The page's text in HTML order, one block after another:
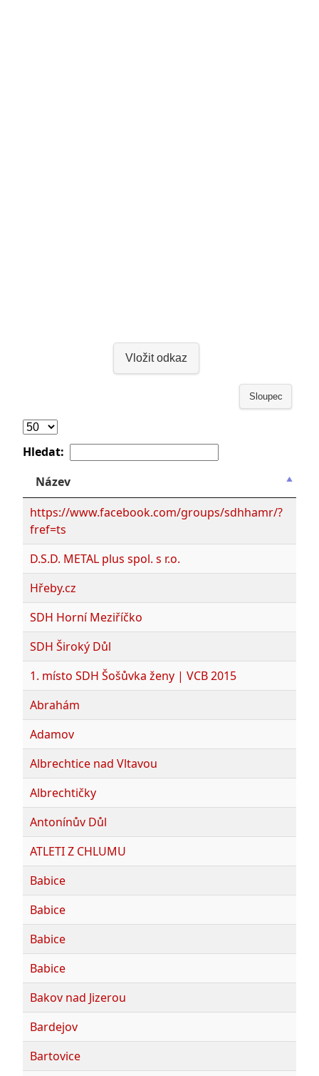
Vložit odkaz
Sloupec
Hledat:
Název
https://www.facebook.com/groups/sdhhamr/?
fref=ts
D.S.D. METAL plus spol. s r.o.
Hřeby.cz
SDH Horní Meziříčko
SDH Široký Důl
1. místo SDH Šošůvka ženy | VCB 2015
Abrahám
Adamov
Albrechtice nad Vltavou
Albrechtičky
Antonínův Důl
ATLETI Z CHLUMU
Babice
Babice
Babice
Babice
Bakov nad Jizerou
Bardejov
Bartovice